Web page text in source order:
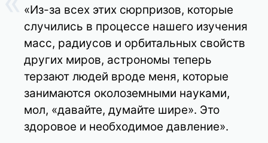
«Из-за всех этих сюрпризов, которые
случились в процессе нашего изучения
масс, радиусов и орбитальных свойств
других миров, астрономы теперь
терзают людей вроде меня, которые
занимаются околоземными науками,
мол, «давайте, думайте шире». Это
здоровое и необходимое давление».